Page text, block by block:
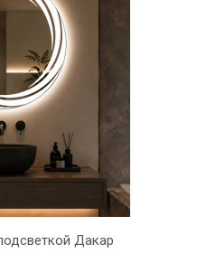
Дакар